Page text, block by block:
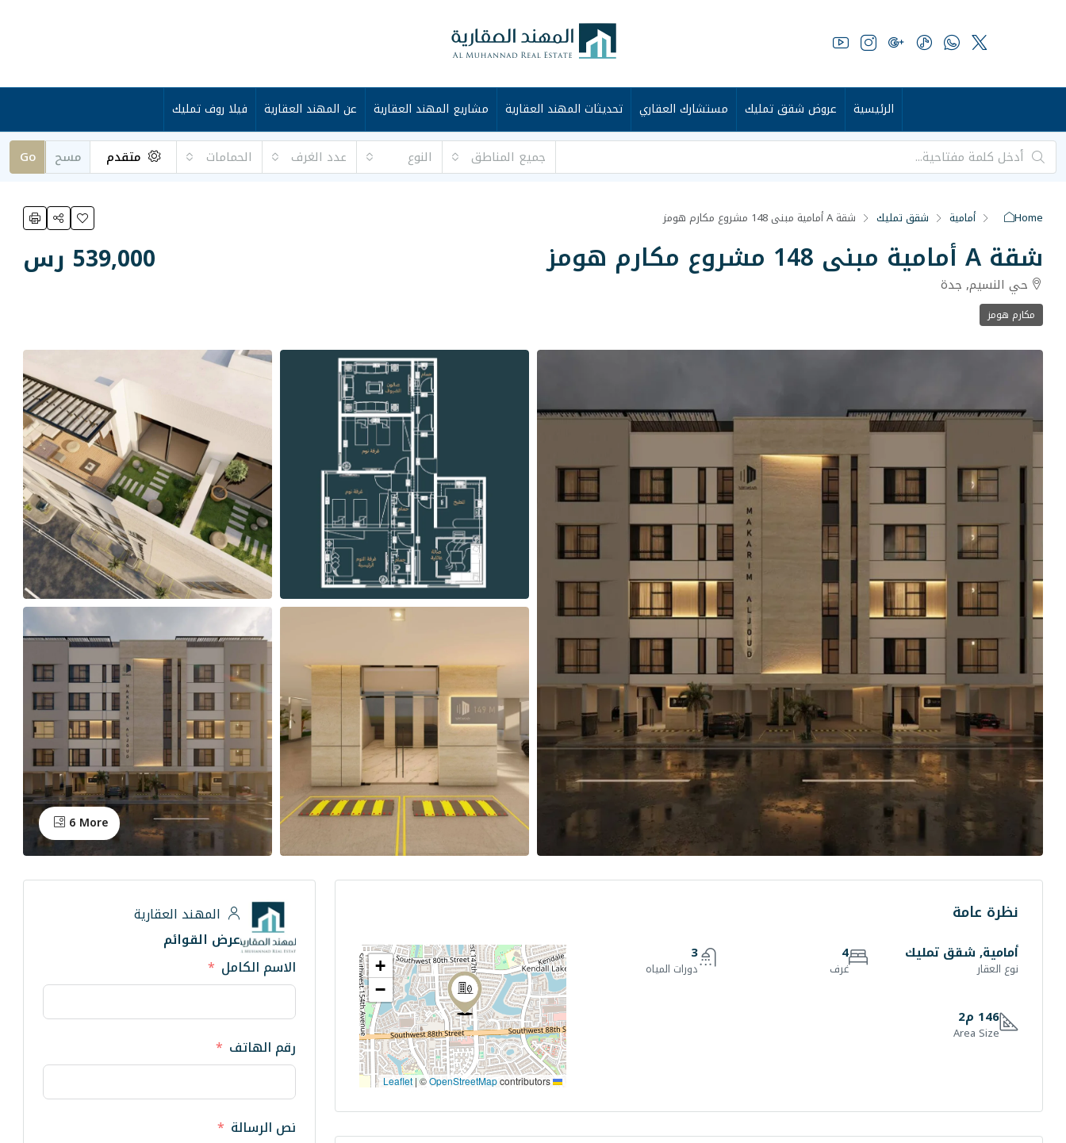
الرئيسية عروض شقق تمليك مستشارك العقاري تحديثات المهند العقارية مشاريع المهند العقارية عن المهند العقارية فيلا روف تمليك
جميع المناطق النوع عدد الغرف الحمامات متقدم مسح Go
Home أمامية شقق تمليك شقة A أمامية مبنى 148 مشروع مكارم هومز
شقة A أمامية مبنى 148 مشروع مكارم هومز
حي النسيم, جدة
مكارم هومز
539,000 رس
6 More
نظرة عامة
أمامية, شقق تمليك
نوع العقار
4
غرف
3
دورات المياه
146 م2
Area Size
+
−
Leaflet
| ©OpenStreetMapcontributors
المهند العقارية
عرض القوائم
الاسم الكامل
رقم الهاتف
نص الرسالة